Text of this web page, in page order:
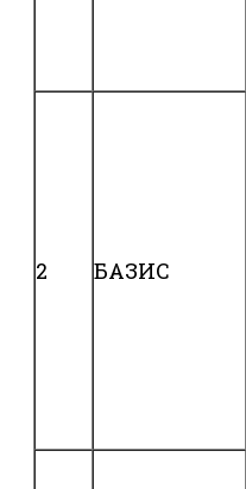
2 БАЗИС